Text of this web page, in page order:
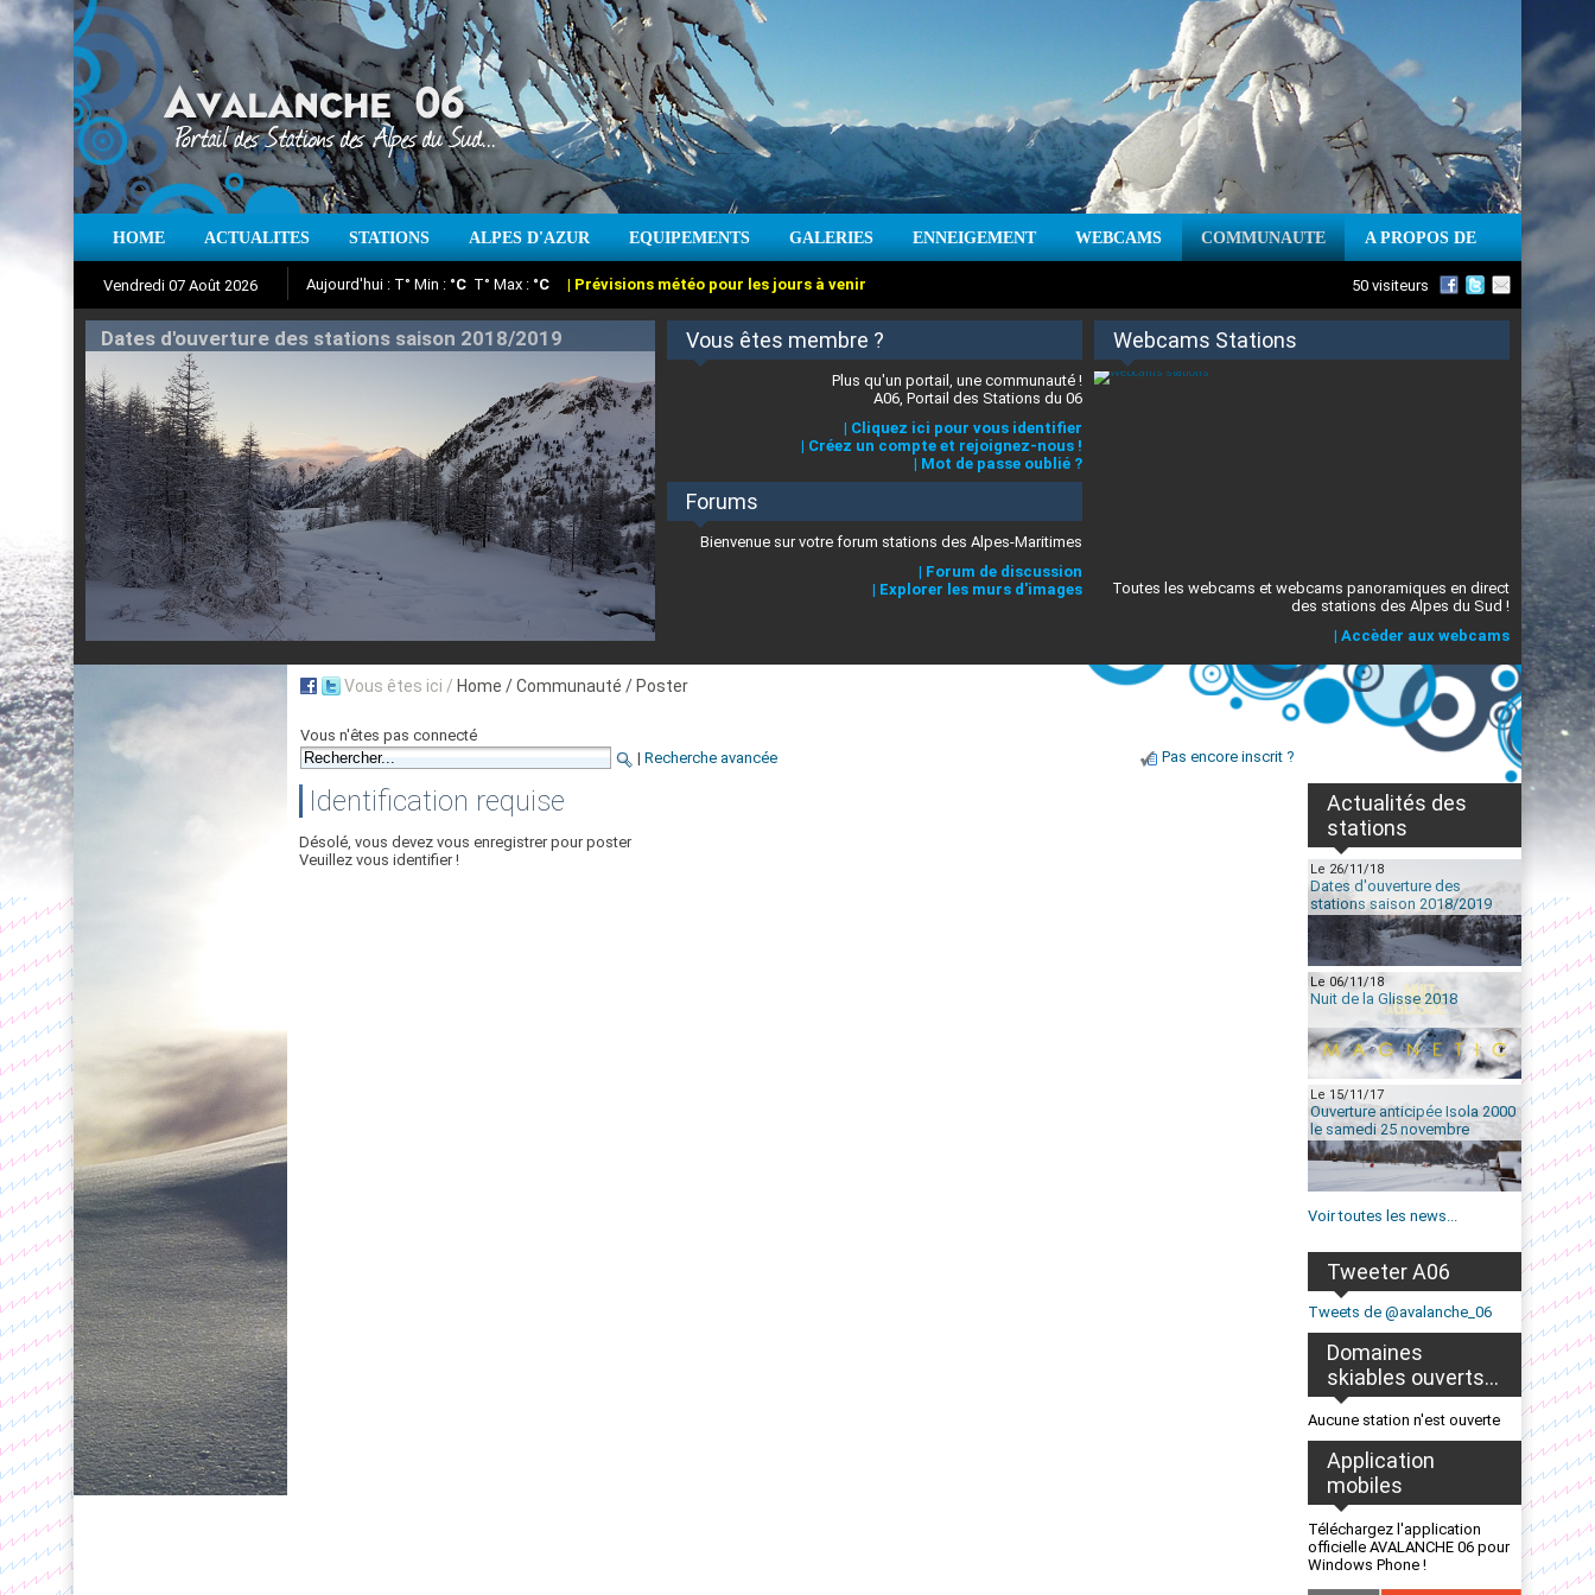
HOME ACTUALITES STATIONS ALPES D'AZUR EQUIPEMENTS GALERIES ENNEIGEMENT WEBCAMS COMMUNAUTE A PROPOS DE
Vendredi 07 Août 2026
Aujourd'hui : T° Min : °CT° Max : °C |Prévisions météo pour les jours à venir
Iso à 0° :m Neige sur 12 heures :cm Vent : |Prévisions météo pour les jours à venir
Suivez en direct l'actualité des stations des Alpes-Maritimes
50 visiteurs
Vous êtes membre ?
Plus qu'un portail, une communauté !
A06, Portail des Stations du 06
| Cliquez ici pour vous identifier
| Créez un compte et rejoignez-nous !
| Mot de passe oublié ?
Forums
Bienvenue sur votre forum stations des Alpes-Maritimes
| Forum de discussion
| Explorer les murs d'images
Webcams Stations
Toutes les webcams et webcams panoramiques en direct
des stations des Alpes du Sud !
| Accèder aux webcams
Vous êtes ici / Home / Communauté / Poster
Vous n'êtes pas connecté
| Recherche avancée Pas encore inscrit ?
Identification requise
Désolé, vous devez vous enregistrer pour poster
Veuillez vous identifier !
Actualités des
stations
Le 26/11/18
Dates d'ouverture des
stations saison 2018/2019
Le 06/11/18
Nuit de la Glisse 2018
Le 15/11/17
Ouverture anticipée Isola 2000
le samedi 25 novembre
Voir toutes les news...
Tweeter A06
Tweets de @avalanche_06
Domaines
skiables ouverts...
Aucune station n'est ouverte
Application
mobiles
Téléchargez l'application
officielle AVALANCHE 06 pour
Windows Phone !